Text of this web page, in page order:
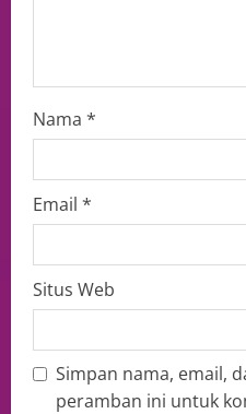
Nama *
Email *
Situs Web
Simpan nama, email,
peramban ini untuk